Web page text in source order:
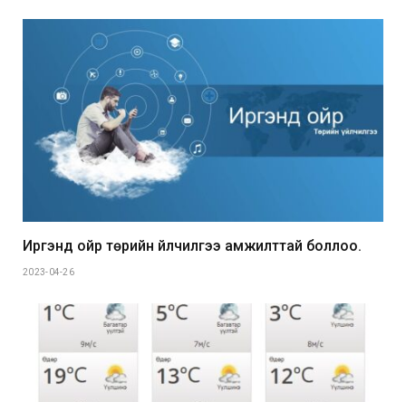
Иргэнд ойр төрийн үйлчилгээ амжилттай боллоо.
2023-04-26